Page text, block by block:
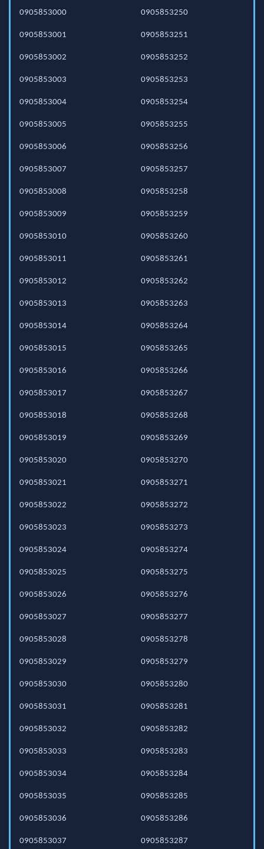
0905853000
0905853001
0905853002
0905853003
0905853004
0905853005
0905853006
0905853007
0905853008
0905853009
0905853010
0905853011
0905853012
0905853013
0905853014
0905853015
0905853016
0905853017
0905853018
0905853019
0905853020
0905853021
0905853022
0905853023
0905853024
0905853025
0905853026
0905853027
0905853028
0905853029
0905853030
0905853031
0905853032
0905853033
0905853034
0905853035
0905853036
0905853037
0905853250
0905853251
0905853252
0905853253
0905853254
0905853255
0905853256
0905853257
0905853258
0905853259
0905853260
0905853261
0905853262
0905853263
0905853264
0905853265
0905853266
0905853267
0905853268
0905853269
0905853270
0905853271
0905853272
0905853273
0905853274
0905853275
0905853276
0905853277
0905853278
0905853279
0905853280
0905853281
0905853282
0905853283
0905853284
0905853285
0905853286
0905853287